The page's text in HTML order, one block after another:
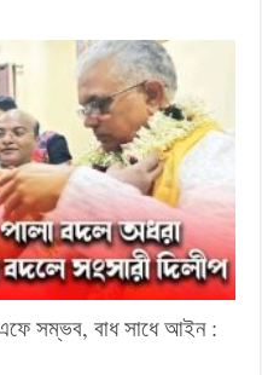
সম্ভব, বাধ সাধে আইন :